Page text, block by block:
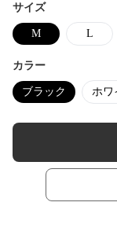
サイズ
M L
カラー
ブラック ホワ